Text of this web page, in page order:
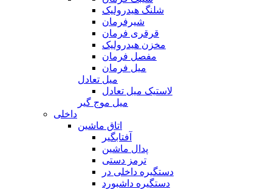
شلنگ هیدرولیک
شیرفرمان
قرقری فرمان
مخزن هیدرولیک
مفصل فرمان
میل فرمان
میل تعادل
لاستیک میل تعادل
میل موج گیر
داخلی
اتاق ماشین
آفتابگیر
پدال ماشین
ترمز دستی
دستگیره داخلی در
دستگیره داشبورد